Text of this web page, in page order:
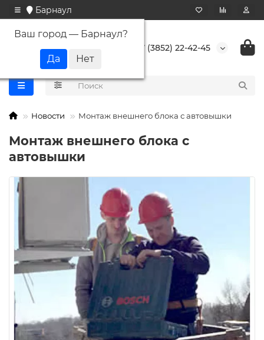
Барнаул
Ваш город — Барнаул?
+7 (3852) 22-42-45
Новости Монтаж внешнего блока с автовышки
Монтаж внешнего блока с
автовышки